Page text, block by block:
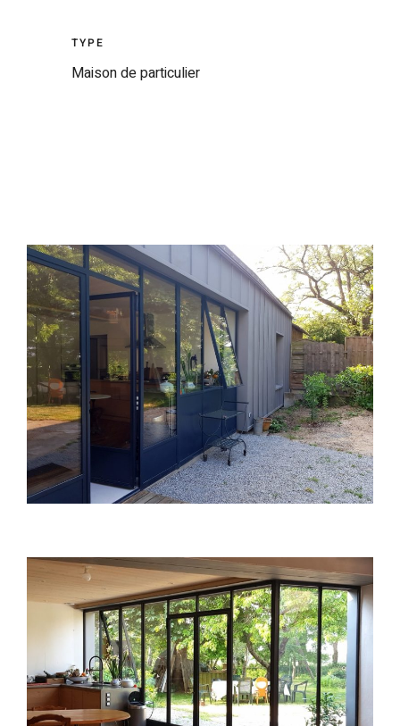
TYPE
Maison de particulier